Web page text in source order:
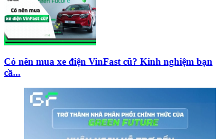
Có nên mua xe điện VinFast cũ? Kinh nghiệm bạn
cầ...